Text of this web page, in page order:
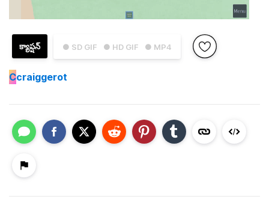
● SD GIF ● HD GIF ● MP4
క్యాప్షన్
Ccraiggerot